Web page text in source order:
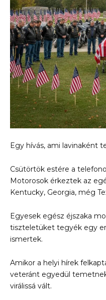
Egy hívás, ami lavinaként
Csütörtök estére a
Motorosok érkeztek az
Kentucky, Georgia, még
Egyesek egész éjszaka
tiszteletüket tegyék egy
ismertek.
Amikor a helyi hírek
veteránt egyedül
virálissá vált.